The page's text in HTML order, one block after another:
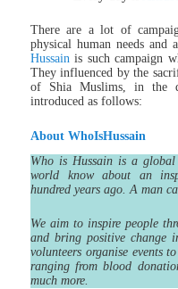
There are a lot of
physical human needs
Hussain is such campaign
They influenced by the
of Shia Muslims, in the
introduced as follows:
About WhoIsHussain
Who is Hussain is a
world know about an
hundred years ago. A man
We aim to inspire people
and bring positive change
volunteers organise events
ranging from blood
much more.